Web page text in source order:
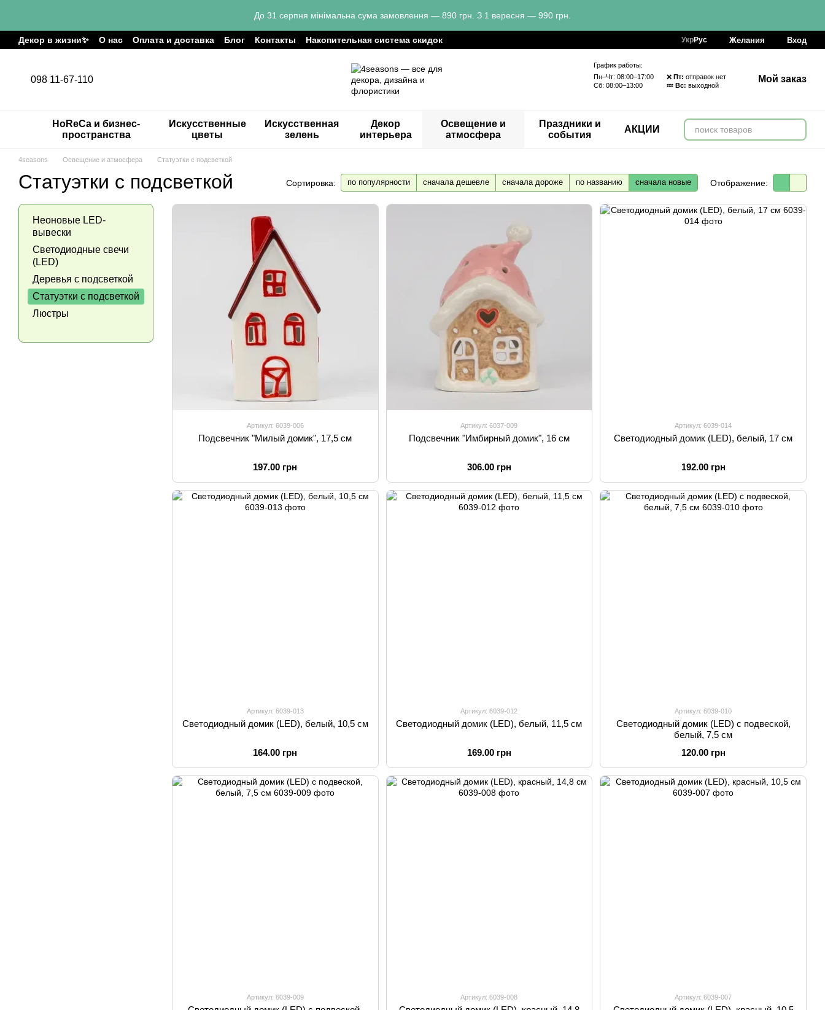
До 31 серпня мінімальна сума замовлення — 890 грн. З 1 вересня — 990 грн.
Декор в жизни✨ О нас Оплата и доставка Блог Контакты Накопительная система скидок УкрРус Желания Вход
098 11-67-110
График работы:
Пн–Чт: 08:00–17:00 ❌ Пт: отправок нет
Сб: 08:00–13:00 💤 Вс: выходной
Мой заказ
HoReCa и бизнес-
пространства
Искусственные
цветы
Искусственная
зелень
Декор
интерьера
Освещение и
атмосфера
Праздники и
события
АКЦИИ
4seasons Освещение и атмосфера Статуэтки с подсветкой
Статуэтки с подсветкой Сортировка: по популярности сначала дешевле сначала дороже по названию сначала новые Отображение:
Артикул: 6039-006
Подсвечник "Милый домик", 17,5 см
197.00 грн
Артикул: 6037-009
Подсвечник "Имбирный домик", 16 см
306.00 грн
Артикул: 6039-014
Светодиодный домик (LED), белый, 17 см
192.00 грн
Артикул: 6039-013
Светодиодный домик (LED), белый, 10,5 см
164.00 грн
Артикул: 6039-012
Светодиодный домик (LED), белый, 11,5 см
169.00 грн
Артикул: 6039-010
Светодиодный домик (LED) с подвеской,
белый, 7,5 см
120.00 грн
Артикул: 6039-009 Артикул: 6039-008 Артикул: 6039-007
Неоновые LED-
вывески
Светодиодные свечи
(LED)
Деревья с подсветкой
Статуэтки с подсветкой
Люстры